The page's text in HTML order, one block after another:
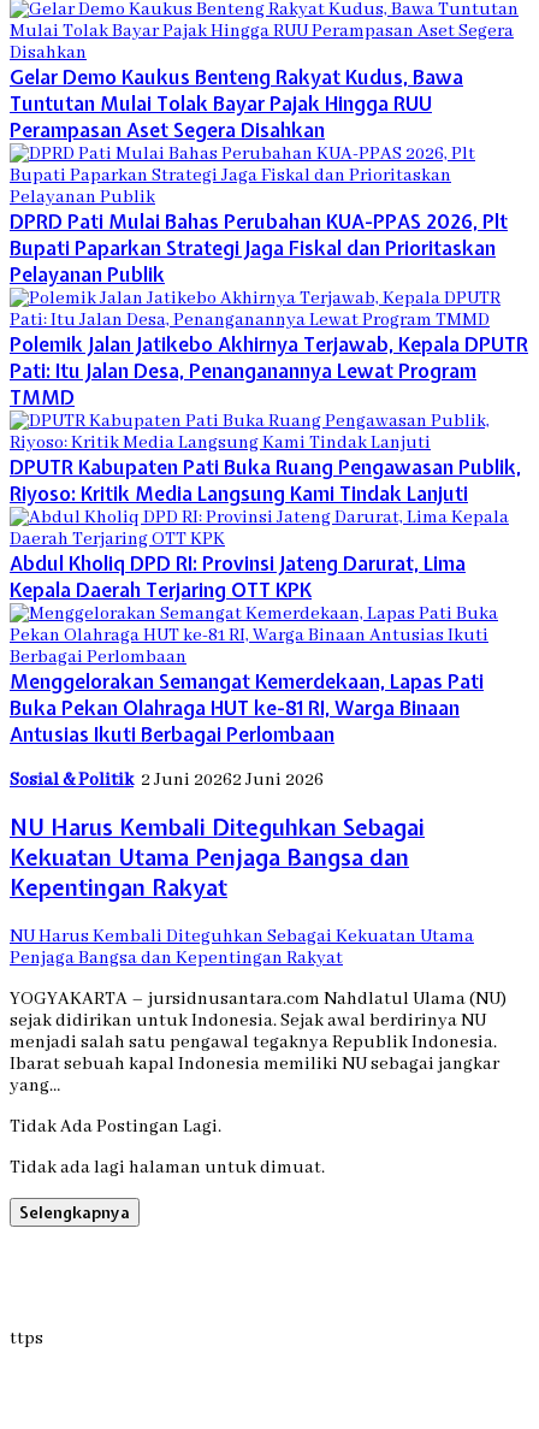
Gelar Demo Kaukus Benteng Rakyat Kudus, Bawa
Tuntutan Mulai Tolak Bayar Pajak Hingga RUU
Perampasan Aset Segera Disahkan
DPRD Pati Mulai Bahas Perubahan KUA-PPAS 2026, Plt
Bupati Paparkan Strategi Jaga Fiskal dan Prioritaskan
Pelayanan Publik
Polemik Jalan Jatikebo Akhirnya Terjawab, Kepala DPUTR
Pati: Itu Jalan Desa, Penanganannya Lewat Program
TMMD
DPUTR Kabupaten Pati Buka Ruang Pengawasan Publik,
Riyoso: Kritik Media Langsung Kami Tindak Lanjuti
Abdul Kholiq DPD RI: Provinsi Jateng Darurat, Lima
Kepala Daerah Terjaring OTT KPK
Menggelorakan Semangat Kemerdekaan, Lapas Pati
Buka Pekan Olahraga HUT ke-81 RI, Warga Binaan
Antusias Ikuti Berbagai Perlombaan
Sosial & Politik 2 Juni 20262 Juni 2026
NU Harus Kembali Diteguhkan Sebagai
Kekuatan Utama Penjaga Bangsa dan
Kepentingan Rakyat
NU Harus Kembali Diteguhkan Sebagai Kekuatan Utama
Penjaga Bangsa dan Kepentingan Rakyat
YOGYAKARTA – jursidnusantara.com Nahdlatul Ulama (NU)
sejak didirikan untuk Indonesia. Sejak awal berdirinya NU
menjadi salah satu pengawal tegaknya Republik Indonesia.
Ibarat sebuah kapal Indonesia memiliki NU sebagai jangkar
yang…
Tidak Ada Postingan Lagi.
Tidak ada lagi halaman untuk dimuat.
Selengkapnya
ttps